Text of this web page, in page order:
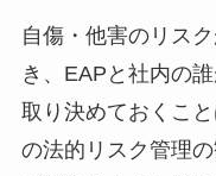
自傷・他害のリス
き、EAPと社内の
取り決めておくこ
の法的リスク管理